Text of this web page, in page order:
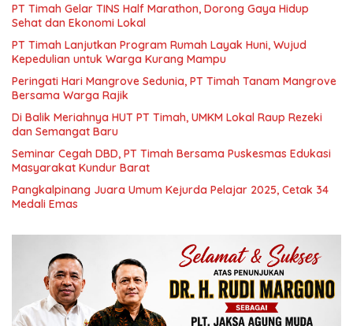
PT Timah Gelar TINS Half Marathon, Dorong Gaya Hidup
Sehat dan Ekonomi Lokal
PT Timah Lanjutkan Program Rumah Layak Huni, Wujud
Kepedulian untuk Warga Kurang Mampu
Peringati Hari Mangrove Sedunia, PT Timah Tanam Mangrove
Bersama Warga Rajik
Di Balik Meriahnya HUT PT Timah, UMKM Lokal Raup Rezeki
dan Semangat Baru
Seminar Cegah DBD, PT Timah Bersama Puskesmas Edukasi
Masyarakat Kundur Barat
Pangkalpinang Juara Umum Kejurda Pelajar 2025, Cetak 34
Medali Emas